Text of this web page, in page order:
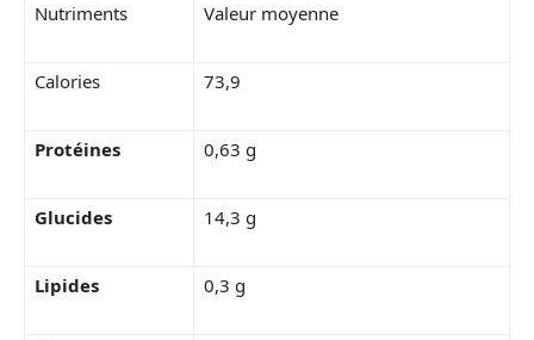
Nutriments Valeur moyenne
Calories 73,9
Protéines 0,63 g
Glucides 14,3 g
Lipides 0,3 g